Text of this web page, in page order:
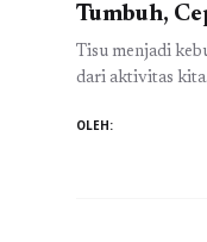
Tumbuh,
Tisu menjadi
dari aktivitas
hutan yang
OLEH: